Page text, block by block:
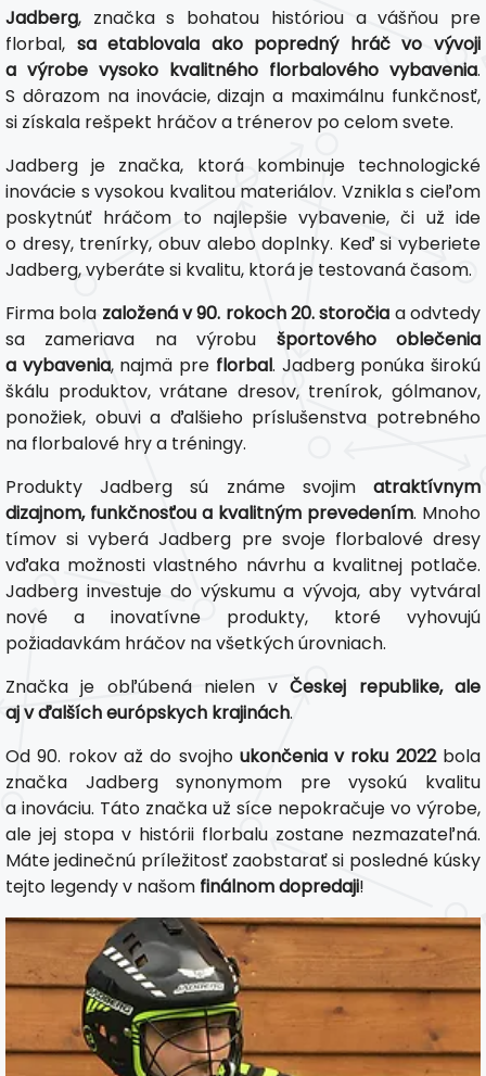
Jadberg, značka s bohatou históriou a vášňou pre
florbal, sa etablovala ako popredný hráč vo vývoji
a výrobe vysoko kvalitného florbalového vybavenia.
S dôrazom na inovácie, dizajn a maximálnu funkčnosť,
si získala rešpekt hráčov a trénerov po celom svete.
Jadberg je značka, ktorá kombinuje technologické
inovácie s vysokou kvalitou materiálov. Vznikla s cieľom
poskytnúť hráčom to najlepšie vybavenie, či už ide
o dresy, trenírky, obuv alebo doplnky. Keď si vyberiete
Jadberg, vyberáte si kvalitu, ktorá je testovaná časom.
Firma bola založená v 90. rokoch 20. storočia a odvtedy
sa zameriava na výrobu športového oblečenia
a vybavenia, najmä pre florbal. Jadberg ponúka širokú
škálu produktov, vrátane dresov, trenírok, gólmanov,
ponožiek, obuvi a ďalšieho príslušenstva potrebného
na florbalové hry a tréningy.
Produkty Jadberg sú známe svojim atraktívnym
dizajnom, funkčnosťou a kvalitným prevedením. Mnoho
tímov si vyberá Jadberg pre svoje florbalové dresy
vďaka možnosti vlastného návrhu a kvalitnej potlače.
Jadberg investuje do výskumu a vývoja, aby vytváral
nové a inovatívne produkty, ktoré vyhovujú
požiadavkám hráčov na všetkých úrovniach.
Značka je obľúbená nielen vČeskej republike, ale
aj v ďalších európskych krajinách.
Od 90. rokov až do svojho ukončenia v roku 2022bola
značka Jadberg synonymom pre vysokú kvalitu
a inováciu. Táto značka už síce nepokračuje vo výrobe,
ale jej stopa v histórii florbalu zostane nezmazateľná.
Máte jedinečnú príležitosť zaobstarať si posledné kúsky
tejto legendy v našom finálnom dopredaji!